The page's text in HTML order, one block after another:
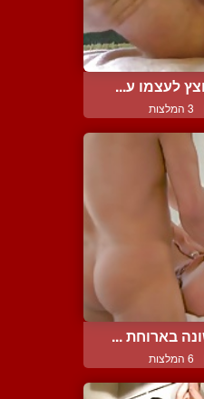
לעצמו ע...
3 המלצות
בארוחת ...
6 המלצות